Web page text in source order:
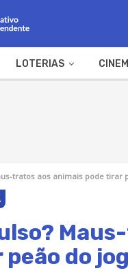
LOTERIAS
tratos aos animais pode tirar
do